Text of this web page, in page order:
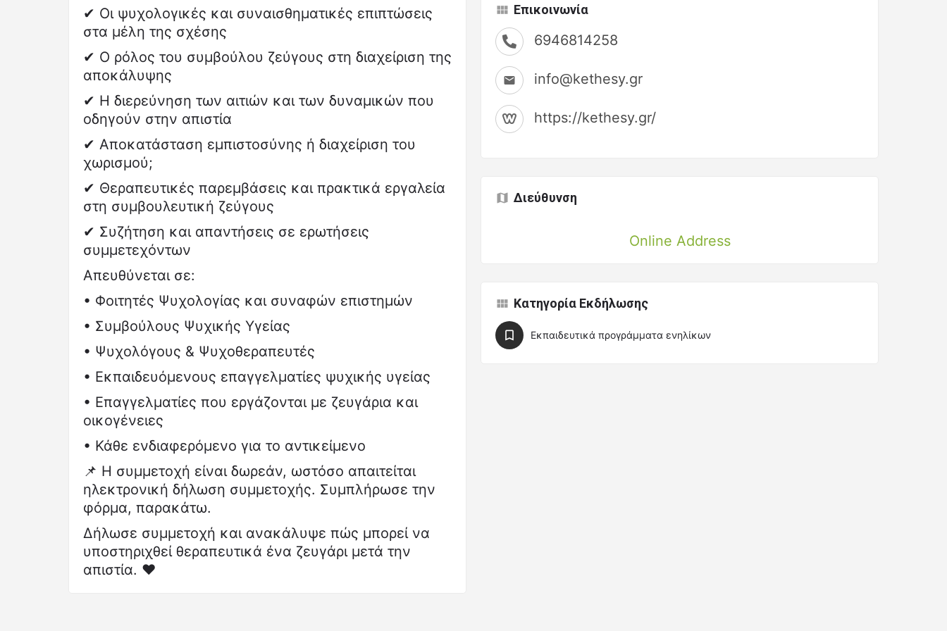
✔ Οι ψυχολογικές και συναισθηματικές επιπτώσεις
στα μέλη της σχέσης
✔ Ο ρόλος του συμβούλου ζεύγους στη διαχείριση της
αποκάλυψης
✔ Η διερεύνηση των αιτιών και των δυναμικών που
οδηγούν στην απιστία
✔ Αποκατάσταση εμπιστοσύνης ή διαχείριση του
χωρισμού;
✔ Θεραπευτικές παρεμβάσεις και πρακτικά εργαλεία
στη συμβουλευτική ζεύγους
✔ Συζήτηση και απαντήσεις σε ερωτήσεις
συμμετεχόντων
Απευθύνεται σε:
• Φοιτητές Ψυχολογίας και συναφών επιστημών
• Συμβούλους Ψυχικής Υγείας
• Ψυχολόγους & Ψυχοθεραπευτές
• Εκπαιδευόμενους επαγγελματίες ψυχικής υγείας
• Επαγγελματίες που εργάζονται με ζευγάρια και
οικογένειες
• Κάθε ενδιαφερόμενο για το αντικείμενο
📌 Η συμμετοχή είναι δωρεάν, ωστόσο απαιτείται
ηλεκτρονική δήλωση συμμετοχής. Συμπλήρωσε την
φόρμα, παρακάτω.
Δήλωσε συμμετοχή και ανακάλυψε πώς μπορεί να
υποστηριχθεί θεραπευτικά ένα ζευγάρι μετά την
απιστία. ❤️
Επικοινωνία
6946814258
info@kethesy.gr
https://kethesy.gr/
Διεύθυνση
Online Address
Κατηγορία Εκδήλωσης
Εκπαιδευτικά προγράμματα ενηλίκων